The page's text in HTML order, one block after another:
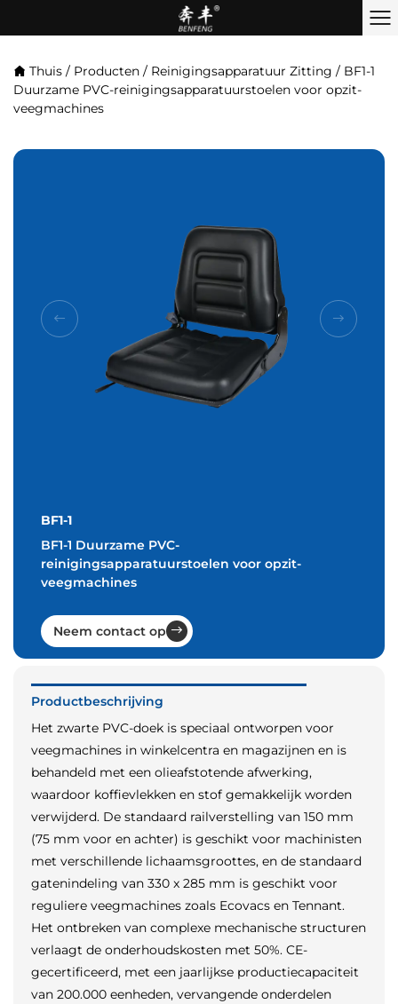
Thuis / Producten / Reinigingsapparatuur Zitting / BF1-1
Duurzame PVC-reinigingsapparatuurstoelen voor opzit-
veegmachines
BF1-1
BF1-1 Duurzame PVC-
reinigingsapparatuurstoelen voor opzit-
veegmachines
Neem contact op
Productbeschrijving
Het zwarte PVC-doek is speciaal ontworpen voor
veegmachines in winkelcentra en magazijnen en is
behandeld met een olieafstotende afwerking,
waardoor koffievlekken en stof gemakkelijk worden
verwijderd. De standaard railverstelling van 150 mm
(75 mm voor en achter) is geschikt voor machinisten
met verschillende lichaamsgroottes, en de standaard
gatenindeling van 330 x 285 mm is geschikt voor
reguliere veegmachines zoals Ecovacs en Tennant.
Het ontbreken van complexe mechanische structuren
verlaagt de onderhoudskosten met 50%. CE-
gecertificeerd, met een jaarlijkse productiecapaciteit
van 200.000 eenheden, vervangende onderdelen